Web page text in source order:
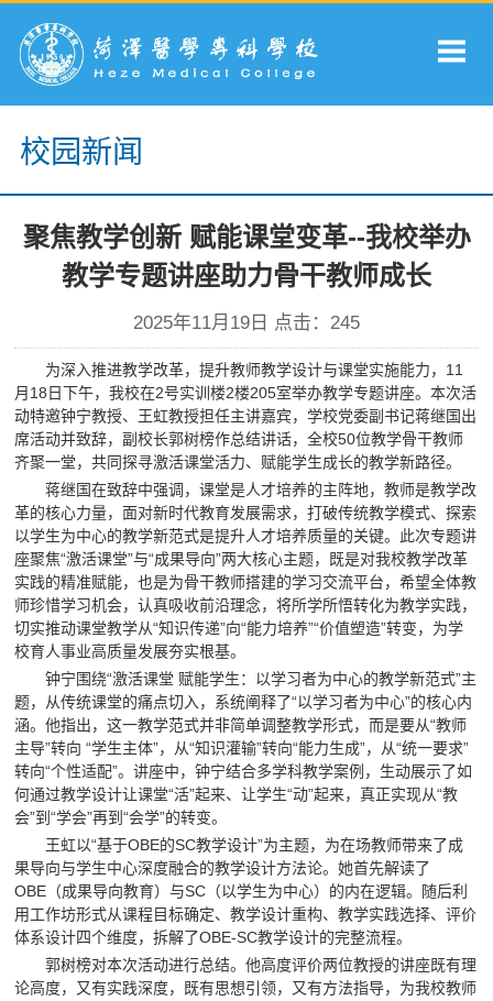
校园新闻
聚焦教学创新 赋能课堂变革--我校举办
教学专题讲座助力骨干教师成长
2025年11月19日 点击： 245
为深入推进教学改革，提升教师教学设计与课堂实施能力，11
月18日下午，我校在2号实训楼2楼205室举办教学专题讲座。本次活
动特邀钟宁教授、王虹教授担任主讲嘉宾，学校党委副书记蒋继国出
席活动并致辞，副校长郭树榜作总结讲话，全校50位教学骨干教师
齐聚一堂，共同探寻激活课堂活力、赋能学生成长的教学新路径。
蒋继国在致辞中强调，课堂是人才培养的主阵地，教师是教学改
革的核心力量，面对新时代教育发展需求，打破传统教学模式、探索
以学生为中心的教学新范式是提升人才培养质量的关键。此次专题讲
座聚焦“激活课堂”与“成果导向”两大核心主题，既是对我校教学改革
实践的精准赋能，也是为骨干教师搭建的学习交流平台，希望全体教
师珍惜学习机会，认真吸收前沿理念，将所学所悟转化为教学实践，
切实推动课堂教学从“知识传递”向“能力培养”“价值塑造”转变，为学
校育人事业高质量发展夯实根基。
钟宁围绕“激活课堂 赋能学生：以学习者为中心的教学新范式”主
题，从传统课堂的痛点切入，系统阐释了“以学习者为中心”的核心内
涵。他指出，这一教学范式并非简单调整教学形式，而是要从“教师
主导”转向 “学生主体”，从“知识灌输”转向“能力生成”，从“统一要求”
转向“个性适配”。讲座中，钟宁结合多学科教学案例，生动展示了如
何通过教学设计让课堂“活”起来、让学生“动”起来，真正实现从“教
会”到“学会”再到“会学”的转变。
王虹以“基于OBE的SC教学设计”为主题，为在场教师带来了成
果导向与学生中心深度融合的教学设计方法论。她首先解读了
OBE（成果导向教育）与SC（以学生为中心）的内在逻辑。随后利
用工作坊形式从课程目标确定、教学设计重构、教学实践选择、评价
体系设计四个维度，拆解了OBE-SC教学设计的完整流程。
郭树榜对本次活动进行总结。他高度评价两位教授的讲座既有理
论高度，又有实践深度，既有思想引领，又有方法指导，为我校教师